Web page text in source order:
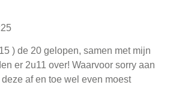
) de 20 gelopen, samen met mijn
er 2u11 over! Waarvoor sorry aan
af en toe wel even moest